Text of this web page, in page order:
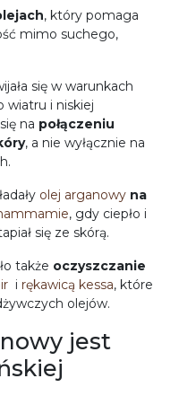
, który pomaga
mimo suchego,
się w warunkach
wiatru i niskiej
na połączeniu
, a nie wyłącznie na
olej arganowy na
, gdy ciepło i
się ze skórą.
także oczyszczanie
i rękawicą kessa, które
olejów.
jest